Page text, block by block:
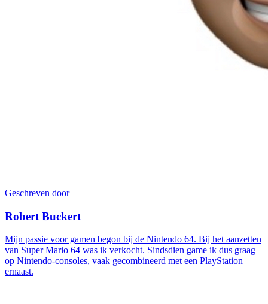
Geschreven door
Robert Buckert
Mijn passie voor gamen begon bij de Nintendo 64. Bij het aanzetten
van Super Mario 64 was ik verkocht. Sindsdien game ik dus graag
op Nintendo-consoles, vaak gecombineerd met een PlayStation
ernaast.